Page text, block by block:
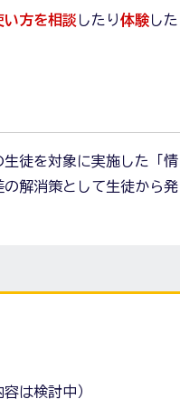
方を相談 したり体験した
生徒を対象に実施した「情
解消策として生徒から発
は検討中）